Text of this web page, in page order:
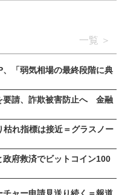
一覧
「弱気相場の最終段階に典
要請、詐欺被害防止へ 金融
れ指標は接近＝グラスノー
府救済でビットコイン100